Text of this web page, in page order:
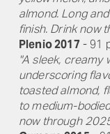
almond. Long
finish. Drink now
Plenio 2017 - 91
"A sleek, creamy
underscoring
toasted almond,
to medium-
now through